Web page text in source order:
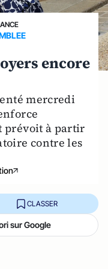
encore
mercredi
prévoit à partir
contre les
CLASSER
sur Google